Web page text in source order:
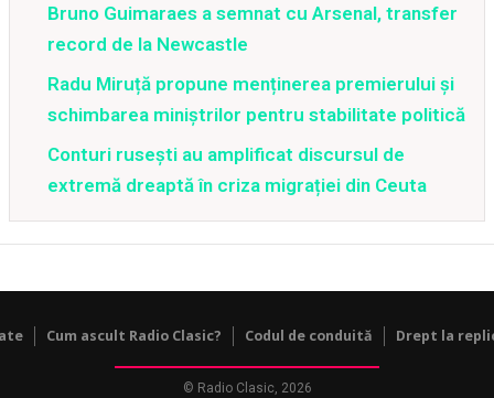
Bruno Guimaraes a semnat cu Arsenal, transfer
record de la Newcastle
Radu Miruță propune menținerea premierului și
schimbarea miniștrilor pentru stabilitate politică
Conturi rusești au amplificat discursul de
extremă dreaptă în criza migrației din Ceuta
Cum ascult Radio Clasic? Codul de conduită Drept la
© Radio Clasic, 2026